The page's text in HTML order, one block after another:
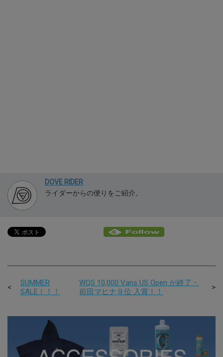
DOVE RIDER
ライダーからの便りをご紹介。
SUMMER
SALE！！！
WQS 10,000 Vans US Open が終了・
前田マヒナ９位 入賞！！